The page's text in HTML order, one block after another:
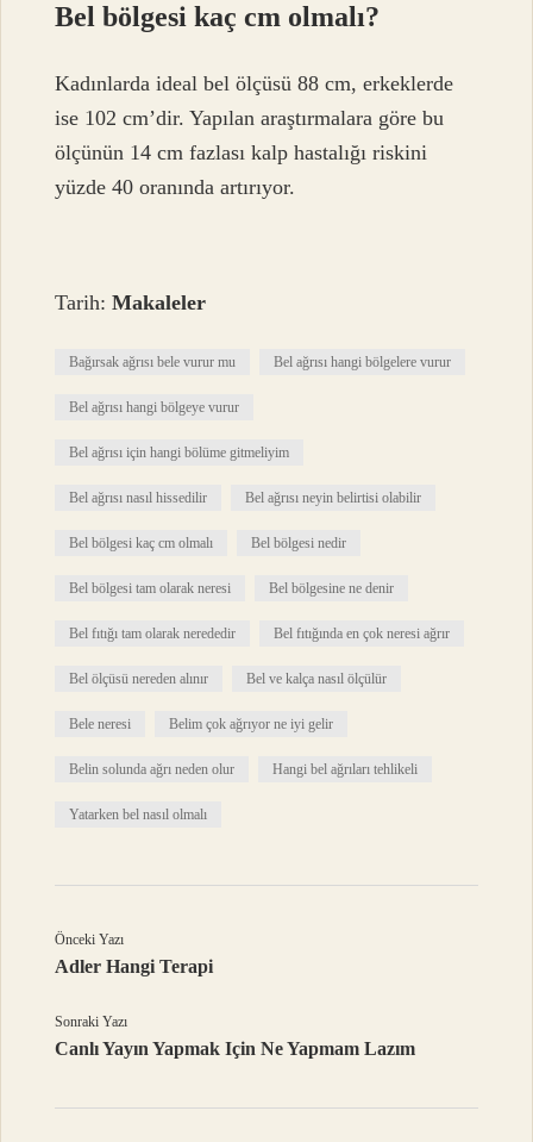
Bel bölgesi kaç cm olmalı?
Kadınlarda ideal bel ölçüsü 88 cm, erkeklerde
ise 102 cm’dir. Yapılan araştırmalara göre bu
ölçünün 14 cm fazlası kalp hastalığı riskini
yüzde 40 oranında artırıyor.
Tarih:Makaleler
Bağırsak ağrısı bele vurur mu Bel ağrısı hangi bölgelere vurur
Bel ağrısı hangi bölgeye vurur
Bel ağrısı için hangi bölüme gitmeliyim
Bel ağrısı nasıl hissedilir Bel ağrısı neyin belirtisi olabilir
Bel bölgesi kaç cm olmalı Bel bölgesi nedir
Bel bölgesi tam olarak neresi Bel bölgesine ne denir
Bel fıtığı tam olarak nerededir Bel fıtığında en çok neresi ağrır
Bel ölçüsü nereden alınır Bel ve kalça nasıl ölçülür
Bele neresi Belim çok ağrıyor ne iyi gelir
Belin solunda ağrı neden olur Hangi bel ağrıları tehlikeli
Yatarken bel nasıl olmalı
Önceki Yazı
Adler Hangi Terapi
Sonraki Yazı
Canlı Yayın Yapmak Için Ne Yapmam Lazım